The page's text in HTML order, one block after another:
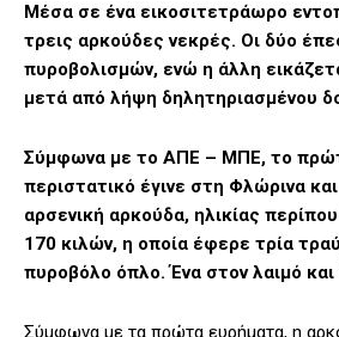
Μέσα σε ένα εικοσιτετράωρο
τρεις αρκούδες νεκρές. Οι δύο
πυροβολισμών, ενώ η άλλη
μετά από λήψη δηλητηριασμένου
Σύμφωνα με το ΑΠΕ – ΜΠΕ, το
περιστατικό έγινε στη Φλώρινα
αρσενική αρκούδα, ηλικίας
170 κιλών, η οποία έφερε τρία
πυροβόλο όπλο. Ένα στον λαιμό